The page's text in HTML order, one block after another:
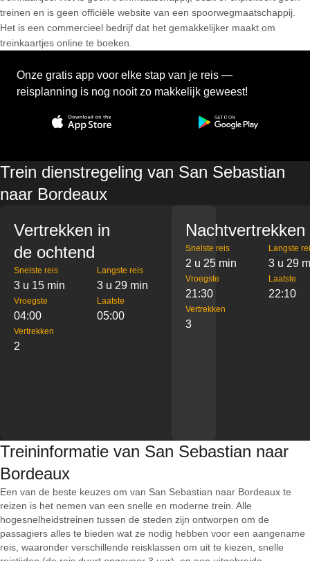
treinen en is geen officiële website van een spoorwegmaatschappij.
Het is een commercieel bedrijf dat het gemakkelijker maakt om
treinkaartjes online te boeken.
Onze gratis app voor elke stap van je reis —
reisplanning is nog nooit zo makkelijk geweest!
Trein dienstregeling van San Sebastian
naar Bordeaux
Vertrekken in
de ochtend
Snelste reis
3 u 15 min
Langste reis
3 u 29 min
Vroegste
04:00
Laatste
05:00
Vertrekken
2
Nachtvertrekken
Snelste reis
2 u 25 min
Langste
3 u 29
Vroegste
21:30
Laatste
22:10
Vertrekken
3
Treininformatie van San Sebastian naar
Bordeaux
Een van de beste keuzes om van San Sebastian naar Bordeaux te
reizen is het nemen van een snelle en moderne trein. Alle
hogesnelheidstreinen tussen de steden zijn ontworpen om de
passagiers alles te bieden wat ze nodig hebben voor een aangename
reis, waaronder verschillende reisklassen om uit te kiezen, snelle